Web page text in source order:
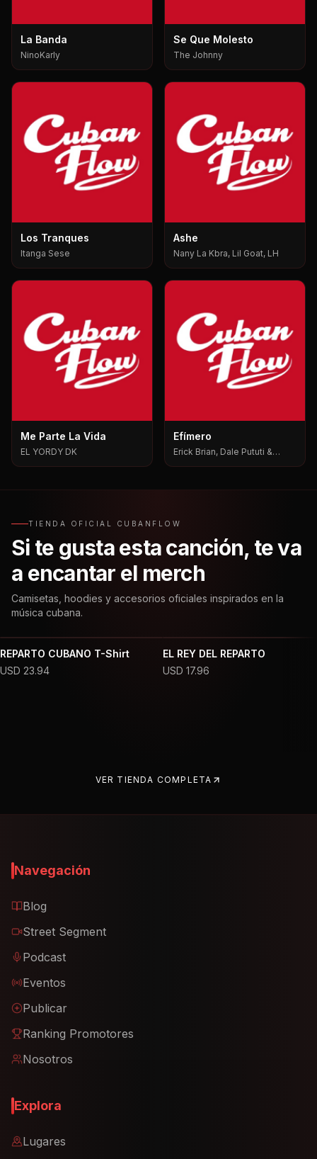
La Banda
NinoKarly
Se Que Molesto
The Johnny
Los Tranques
Itanga Sese
Ashe
Nany La Kbra, Lil Goat, LH
Me Parte La Vida
EL YORDY DK
Efímero
Erick Brian, Dale Pututi &
TIENDA OFICIAL CUBANFLOW
Si te gusta esta canción, te va
a encantar el merch
Camisetas, hoodies y accesorios oficiales inspirados en la
música cubana.
REPARTO CUBANO T-Shirt
USD 23.94
EL REY DEL REPARTO
USD 17.96
VER TIENDA COMPLETA
Navegación
Blog
Street Segment
Podcast
Eventos
Publicar
Ranking Promotores
Nosotros
Explora
Lugares